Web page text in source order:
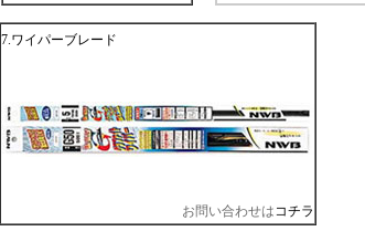
7.ワイパーブレード
お問い合わせはコチラ